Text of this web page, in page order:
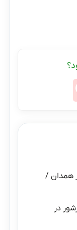
همدان /
در